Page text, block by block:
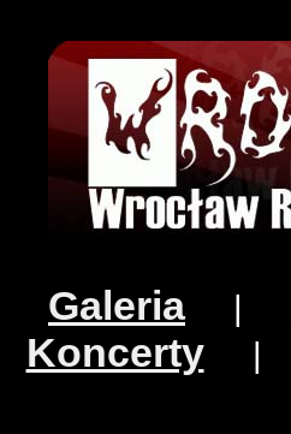
Galeria|
Koncerty|